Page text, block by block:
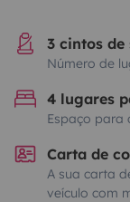
3 cintos de
Número de
4 lugares
Espaço para
Carta de
A sua carta
veículo com